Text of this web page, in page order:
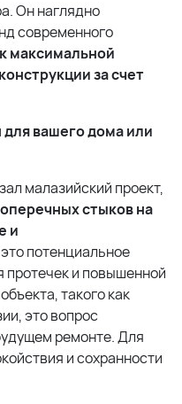
Он наглядно
современного
максимальной
за счет
вашего дома или
малазийский проект,
стыков на
и
потенциальное
протечек и повышенной
такого как
это вопрос
ремонте. Для
и сохранности